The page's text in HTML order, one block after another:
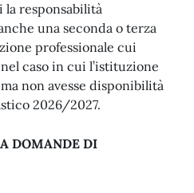
responsabilità
una seconda o terza
professionale cui
caso in cui l’istituzione
non avesse disponibilità
2026/2027.
DOMANDE DI